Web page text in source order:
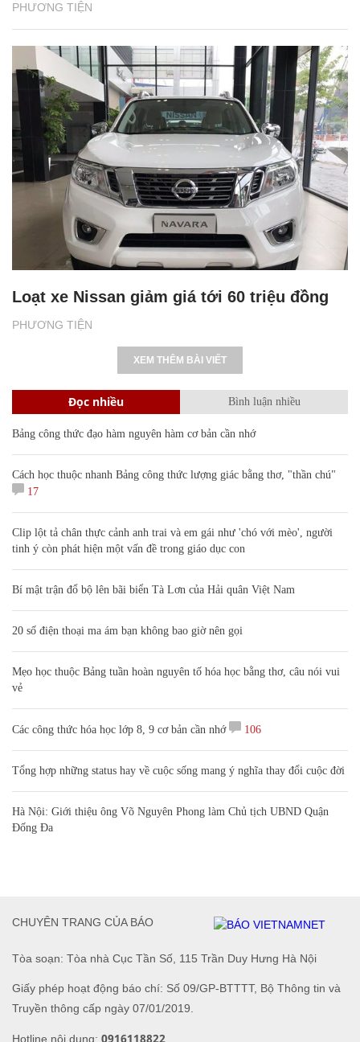
PHƯƠNG TIỆN
PHƯƠNG TIỆN
Loạt xe Nissan giảm giá tới 60 triệu đồng
XEM THÊM BÀI VIẾT
Đọc nhiều Bình luận nhiều
Bảng công thức đạo hàm nguyên hàm cơ bản cần nhớ
Cách học thuộc nhanh Bảng công thức lượng giác bằng thơ, "thần chú"
17
Clip lột tả chân thực cảnh anh trai và em gái như 'chó với mèo', người
tinh ý còn phát hiện một vấn đề trong giáo dục con
Bí mật trận đổ bộ lên bãi biển Tà Lơn của Hải quân Việt Nam
20 số điện thoại ma ám bạn không bao giờ nên gọi
Mẹo học thuộc Bảng tuần hoàn nguyên tố hóa học bằng thơ, câu nói vui
vẻ
Các công thức hóa học lớp 8, 9 cơ bản cần nhớ 106
Tổng hợp những status hay về cuộc sống mang ý nghĩa thay đổi cuộc đời
Hà Nội: Giới thiệu ông Võ Nguyên Phong làm Chủ tịch UBND Quận
Đống Đa
Tòa soạn: Tòa nhà Cục Tần Số, 115 Trần Duy Hưng Hà Nội
Giấy phép hoạt động báo chí: Số 09/GP-BTTTT, Bộ Thông tin và
Truyền thông cấp ngày 07/01/2019.
Hotline nội dung: 0916118822
CHUYÊN TRANG CỦA BÁO